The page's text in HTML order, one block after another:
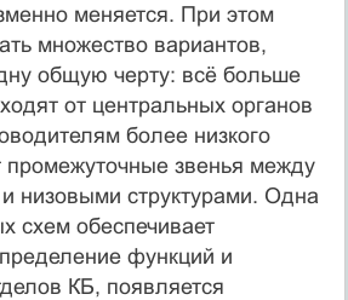
меняется. При этом
множество вариантов,
общую черту: всё больше
от центральных органов
более низкого
промежуточные звенья между
низовыми структурами. Одна
схем обеспечивает
функций и
КБ, появляется